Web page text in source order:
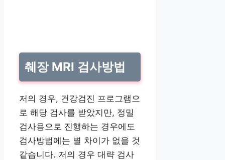
췌장 MRI 검사방법
저의 경우, 건강검진 프로그램으
로 해당 검사를 받았지만, 정밀
검사용으로 진행하는 경우에도
검사방법에는 별 차이가 없을 것
같습니다. 저의 경우 대략 검사